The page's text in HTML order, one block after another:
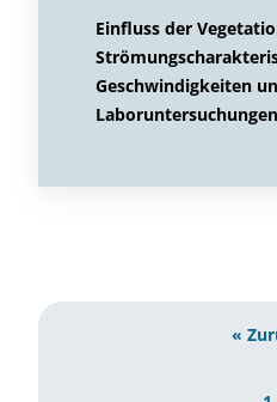
Einfluss der
Geschwindigkeiten
Laboruntersuchungen
«